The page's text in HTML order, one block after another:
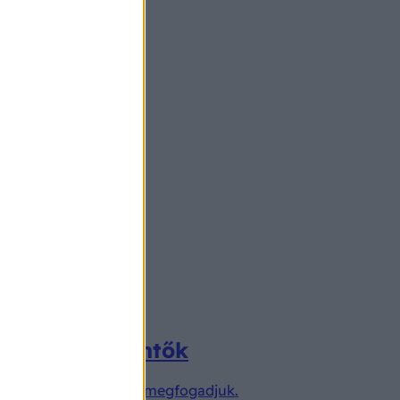
a vízimentők
a tanácsokat megfogadjuk.